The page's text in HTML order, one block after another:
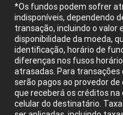
*Os fundos podem sofrer
indisponíveis, dependendo
transação, incluindo o valor
disponibilidade da moeda,
identificação, horário de
diferenças nos fusos
atrasadas. Para
serão pagos ao provedor
que receberá os créditos
celular do destinatário.